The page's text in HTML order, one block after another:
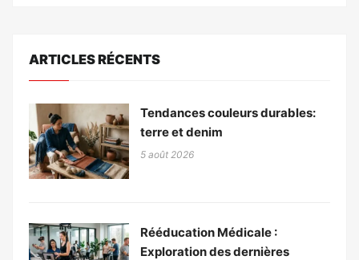
ARTICLES RÉCENTS
Tendances couleurs durables:
terre et denim
5 août 2026
Rééducation Médicale :
Exploration des dernières